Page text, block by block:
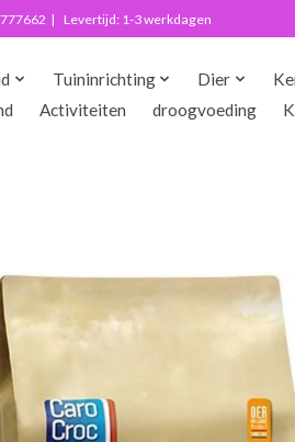
| Levertijd: 1-3 werkdagen
Tuininrichting Dier
Activiteiten droogvoeding
Items